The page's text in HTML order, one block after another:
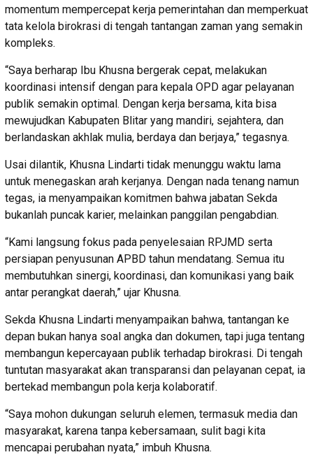
momentum mempercepat kerja pemerintahan dan memperkuat
tata kelola birokrasi di tengah tantangan zaman yang semakin
kompleks.
“Saya berharap Ibu Khusna bergerak cepat, melakukan
koordinasi intensif dengan para kepala OPD agar pelayanan
publik semakin optimal. Dengan kerja bersama, kita bisa
mewujudkan Kabupaten Blitar yang mandiri, sejahtera, dan
berlandaskan akhlak mulia, berdaya dan berjaya,” tegasnya.
Usai dilantik, Khusna Lindarti tidak menunggu waktu lama
untuk menegaskan arah kerjanya. Dengan nada tenang namun
tegas, ia menyampaikan komitmen bahwa jabatan Sekda
bukanlah puncak karier, melainkan panggilan pengabdian.
“Kami langsung fokus pada penyelesaian RPJMD serta
persiapan penyusunan APBD tahun mendatang. Semua itu
membutuhkan sinergi, koordinasi, dan komunikasi yang baik
antar perangkat daerah,” ujar Khusna.
Sekda Khusna Lindarti menyampaikan bahwa, tantangan ke
depan bukan hanya soal angka dan dokumen, tapi juga tentang
membangun kepercayaan publik terhadap birokrasi. Di tengah
tuntutan masyarakat akan transparansi dan pelayanan cepat, ia
bertekad membangun pola kerja kolaboratif.
“Saya mohon dukungan seluruh elemen, termasuk media dan
masyarakat, karena tanpa kebersamaan, sulit bagi kita
mencapai perubahan nyata,” imbuh Khusna.